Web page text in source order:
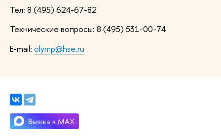
Тел: 8 (495) 624-67-82
Технические вопросы: 8 (495) 531-00-74
E-mail: olymp@hse.ru